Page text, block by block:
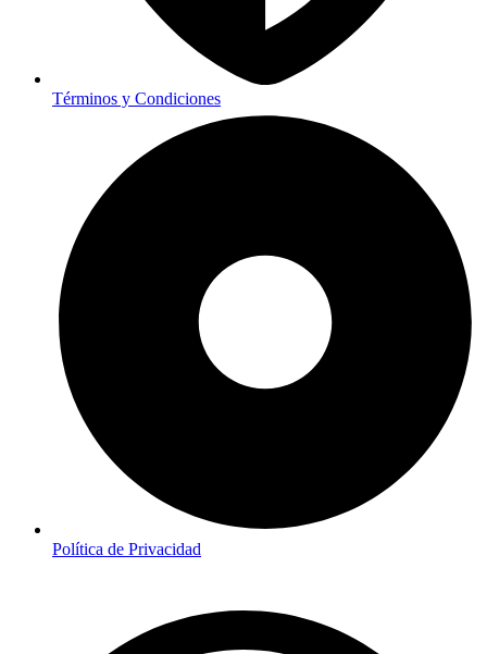
Términos y Condiciones
Política de Privacidad